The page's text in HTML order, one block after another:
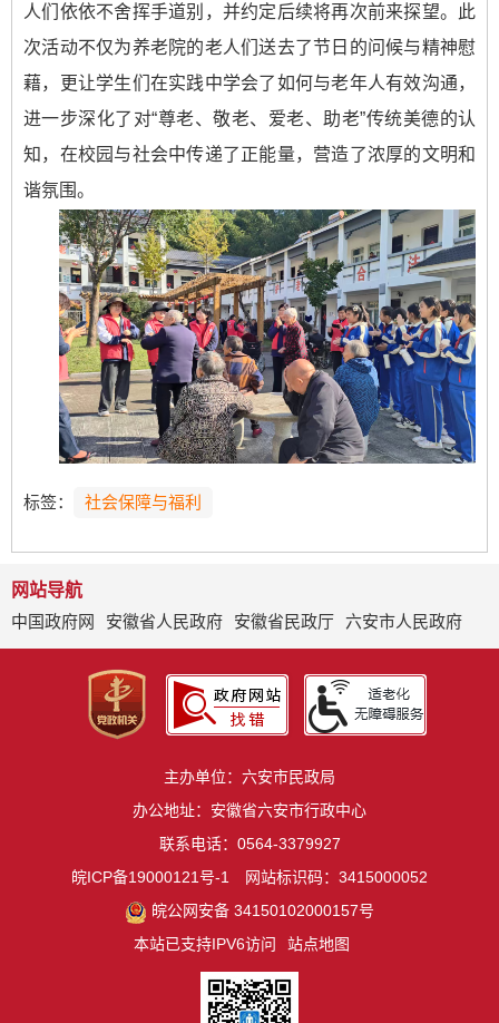
人们依依不舍挥手道别，并约定后续将再次前来探望。此
次活动不仅为养老院的老人们送去了节日的问候与精神慰
藉，更让学生们在实践中学会了如何与老年人有效沟通，
进一步深化了对“尊老、敬老、爱老、助老”传统美德的认
知，在校园与社会中传递了正能量，营造了浓厚的文明和
谐氛围。
标签： 社会保障与福利
网站导航
中国政府网
安徽省人民政府 安徽省民政厅 六安市人民政府
主办单位：六安市民政局
办公地址：安徽省六安市行政中心
联系电话：0564-3379927
皖ICP备19000121号-1
网站标识码：3415000052
皖公网安备 34150102000157号
本站已支持IPV6访问
站点地图